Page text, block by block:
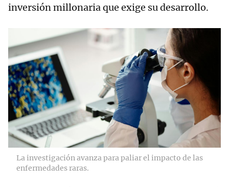
inversión millonaria que exige su desarrollo.
La investigación avanza para paliar el impacto de las
enfermedades raras.